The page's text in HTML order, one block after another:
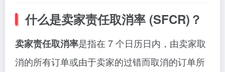
什么是卖家责任取消率 (SFCR)？
卖家责任取消率是指在 7 个日历日内，由卖家取
消的所有订单或由于卖家的过错而取消的订单所